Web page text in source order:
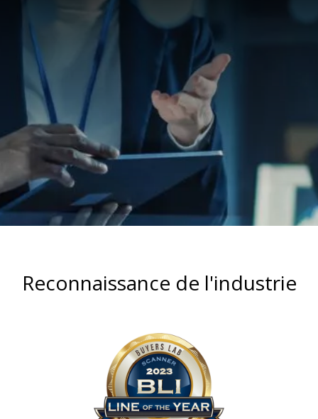
Reconnaissance de l'industrie